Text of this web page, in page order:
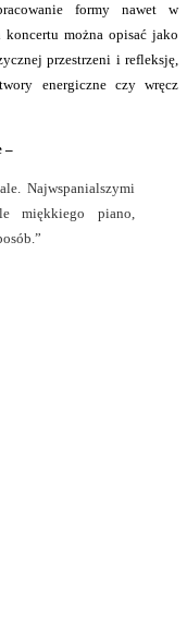
formy nawet w
koncertu można opisać jako
przestrzeni i refleksję,
energiczne czy wręcz
–
Najwspanialszymi
miękkiego piano,